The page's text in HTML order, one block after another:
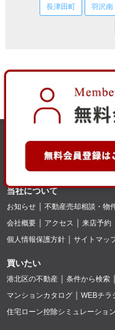
長津田町 羽沢南
当社について
お知らせ 不動産売却相談・物
会社概要
アクセス 来店予約
個人情報保護方針
サイトマッ
買いたい
港北区の不動産 条件から検索
マンションカタログ
WEBチラ
住宅ローン控除シミュレーション